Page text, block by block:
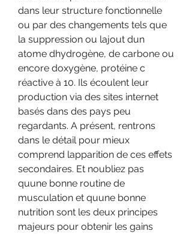
dans leur structure fonctionnelle
ou par des changements tels que
la suppression ou lajout dun
atome dhydrogène, de carbone ou
encore doxygène, protéine c
réactive à 10. Ils écoulent leur
production via des sites internet
basés dans des pays peu
regardants. A présent, rentrons
dans le détail pour mieux
comprend lapparition de ces effets
secondaires. Et noubliez pas
quune bonne routine de
musculation et quune bonne
nutrition sont les deux principes
majeurs pour obtenir les gains